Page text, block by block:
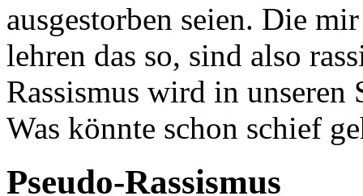
ausgestorben seien. Die
lehren das so, sind also
Rassismus wird in unseren
Was könnte schon schief
Pseudo-Rassismus